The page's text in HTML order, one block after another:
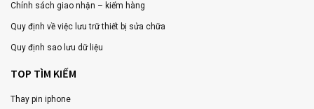
Chính sách giao nhận – kiểm hàng
Quy định về việc lưu trữ thiết bị sửa chữa
Quy định sao lưu dữ liệu
TOP TÌM KIẾM
Thay pin iphone